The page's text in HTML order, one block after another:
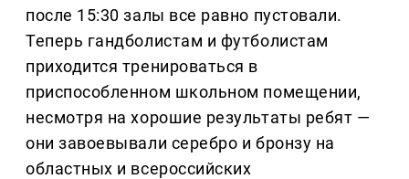
после 15:30 залы все равно пустовали.
Теперь гандболистам и футболистам
приходится тренироваться в
приспособленном школьном помещении,
несмотря на хорошие результаты ребят —
они завоевывали серебро и бронзу на
областных и всероссийских